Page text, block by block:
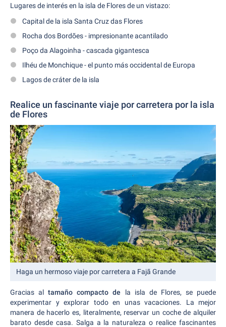
Lugares de interés en la isla de Flores de un vistazo:
Capital de la isla Santa Cruz das Flores
Rocha dos Bordões - impresionante acantilado
Poço da Alagoinha - cascada gigantesca
Ilhéu de Monchique - el punto más occidental de Europa
Lagos de cráter de la isla
Realice un fascinante viaje por carretera por la isla
de Flores
Haga un hermoso viaje por carretera a Fajã Grande
Gracias altamaño compacto de la isla de Flores, se puede
experimentar y explorar todo en unas vacaciones. La mejor
manera de hacerlo es, literalmente, reservar un coche de alquiler
barato desde casa. Salga a la naturaleza o realice fascinantes